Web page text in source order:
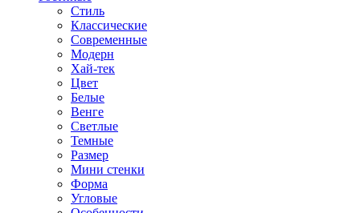
Стиль
Классические
Современные
Модерн
Хай-тек
Цвет
Белые
Венге
Светлые
Темные
Размер
Мини стенки
Форма
Угловые